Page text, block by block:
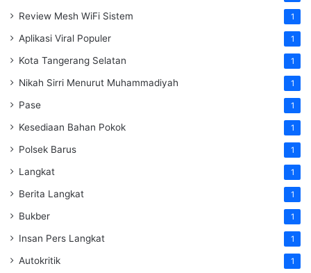
Review Mesh WiFi Sistem 1
Aplikasi Viral Populer 1
Kota Tangerang Selatan 1
Nikah Sirri Menurut Muhammadiyah 1
Pase 1
Kesediaan Bahan Pokok 1
Polsek Barus 1
Langkat 1
Berita Langkat 1
Bukber 1
Insan Pers Langkat 1
Autokritik 1